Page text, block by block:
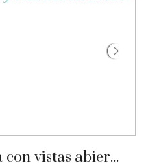
Villa contemporánea con vistas abiertas, encanto mediterráneo y licencia turística – ma-2504